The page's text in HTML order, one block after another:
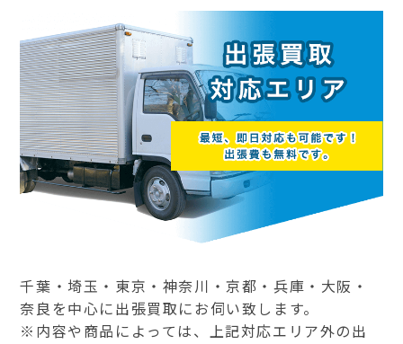
千葉・埼玉・東京・神奈川・京都・兵庫・大阪・
奈良を中心に出張買取にお伺い致します。
※内容や商品によっては、上記対応エリア外の出